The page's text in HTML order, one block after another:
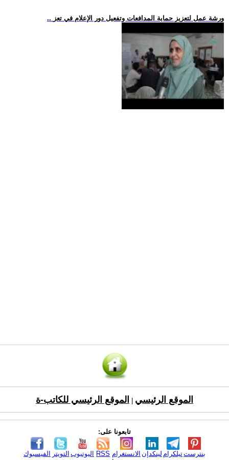
.. ورشة عمل لتعزيز حماية المدافعات وتفعيل دور الإعلام في تعز
الموقع الرئيسي الموقع الرئيسي للكاتب-ة
تابعونا على:
الفيسبوك التويتر اليوتيوب RSS الانستغرام لينكدإن تيلكرامبنترست